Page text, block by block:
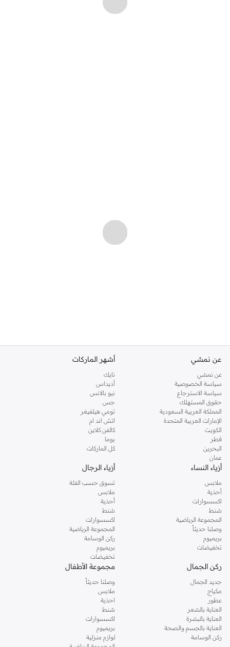
عن نمشي
عن نمشي
سياسة الخصوصية
سياسة الاسترجاع
حقوق المستهلك
المملكة العربية السعودية
الإمارات العربية المتحدة
الكويت
قطر
البحرين
عمان
أشهر الماركات
نايك
أديداس
نيو بالانس
جس
تومي هيلفيغر
اتش اند ام
كالفن كلاين
بوما
كل الماركات
أزياء النساء
ملابس
أحذية
اكسسوارات
شنط
المجموعة الرياضية
وصلنا حديثاً
بريميوم
تخفيضات
أزياء الرجال
تسوق حسب الفئة
ملابس
أحذية
شنط
اكسسوارات
المجموعة الرياضية
ركن الوسامة
بريميوم
تخفيضات
ركن الجمال
جديد الجمال
مكياج
عطور
العناية بالشعر
العناية بالبشرة
العناية بالجسم والصحة
ركن الوسامة
مجموعة الأطفال
وصلنا حديثاً
ملابس
احذية
شنط
اكسسوارات
بريميوم
لوازم منزلية